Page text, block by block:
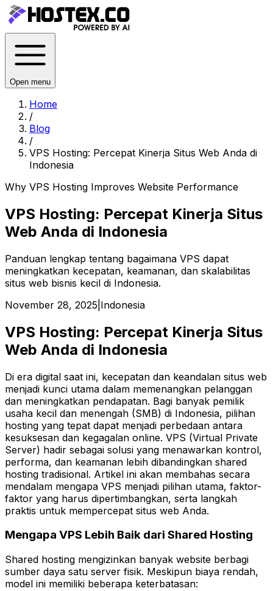
Open menu
Home
/
Blog
/
VPS Hosting: Percepat Kinerja Situs Web Anda di
Indonesia
Why VPS Hosting Improves Website Performance
VPS Hosting: Percepat Kinerja Situs
Web Anda di Indonesia
Panduan lengkap tentang bagaimana VPS dapat
meningkatkan kecepatan, keamanan, dan skalabilitas
situs web bisnis kecil di Indonesia.
November 28, 2025 Indonesia
VPS Hosting: Percepat Kinerja Situs
Web Anda di Indonesia
Di era digital saat ini, kecepatan dan keandalan situs web
menjadi kunci utama dalam memenangkan pelanggan
dan meningkatkan pendapatan. Bagi banyak pemilik
usaha kecil dan menengah (SMB) di Indonesia, pilihan
hosting yang tepat dapat menjadi perbedaan antara
kesuksesan dan kegagalan online. VPS (Virtual Private
Server) hadir sebagai solusi yang menawarkan kontrol,
performa, dan keamanan lebih dibandingkan shared
hosting tradisional. Artikel ini akan membahas secara
mendalam mengapa VPS menjadi pilihan utama, faktor-
faktor yang harus dipertimbangkan, serta langkah
praktis untuk mempercepat situs web Anda.
Mengapa VPS Lebih Baik dari Shared Hosting
Shared hosting mengizinkan banyak website berbagi
sumber daya satu server fisik. Meskipun biaya rendah,
model ini memiliki beberapa keterbatasan: